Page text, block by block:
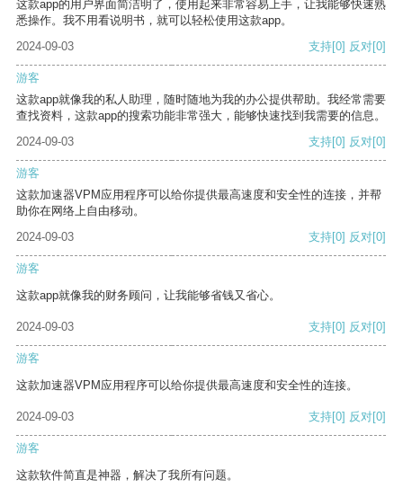
这款app的用户界面简洁明了，使用起来非常容易上手，让我能够快速熟
悉操作。我不用看说明书，就可以轻松使用这款app。
2024-09-03
支持[0] 反对[0]
游客
这款app就像我的私人助理，随时随地为我的办公提供帮助。我经常需要
查找资料，这款app的搜索功能非常强大，能够快速找到我需要的信息。
2024-09-03
支持[0] 反对[0]
游客
这款加速器VPM应用程序可以给你提供最高速度和安全性的连接，并帮
助你在网络上自由移动。
2024-09-03
支持[0] 反对[0]
游客
这款app就像我的财务顾问，让我能够省钱又省心。
2024-09-03 支持[0] 反对[0]
游客
这款加速器VPM应用程序可以给你提供最高速度和安全性的连接。
2024-09-03 支持[0] 反对[0]
游客
这款软件简直是神器，解决了我所有问题。